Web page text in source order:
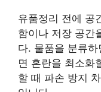
유품정리 전에 공
함이나 저장 공간
다. 물품을 분류
면 혼란을 최소화
할 때 파손 방지